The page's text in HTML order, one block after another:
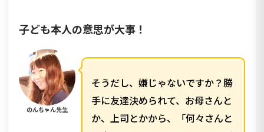
子ども本人の意思が大事！
のんちゃん先生
そうだし、嫌じゃないですか？勝
手に友達決められて、お母さんと
か、上司とかから、「何々さんと